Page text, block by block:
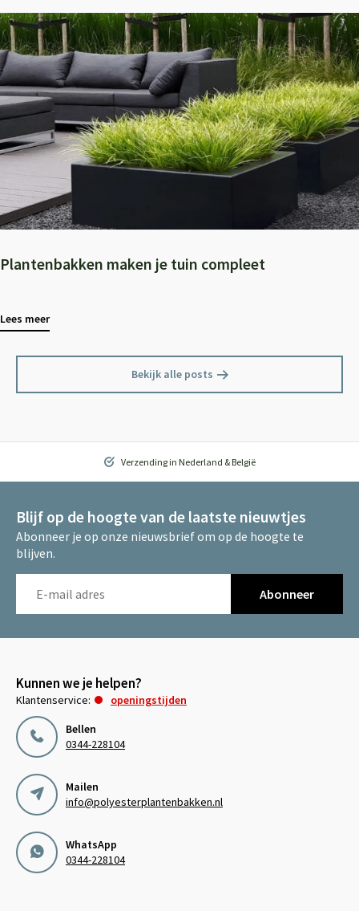
Plantenbakken maken je tuin compleet
Lees meer
Bekijk alle posts
Verzending in Nederland & België
Blijf op de hoogte van de laatste nieuwtjes
Abonneer je op onze nieuwsbrief om op de hoogte te
blijven.
Abonneer
Kunnen we je helpen?
Klantenservice:
openingstijden
Bellen
0344-228104
Mailen
info@polyesterplantenbakken.nl
WhatsApp
0344-228104